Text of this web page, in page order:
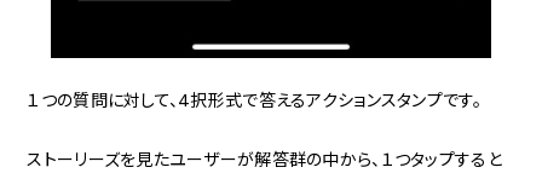
１つの質問に対して、4択形式で答えるアクションスタンプです。
ストーリーズを見たユーザーが解答群の中から、１つタップすると